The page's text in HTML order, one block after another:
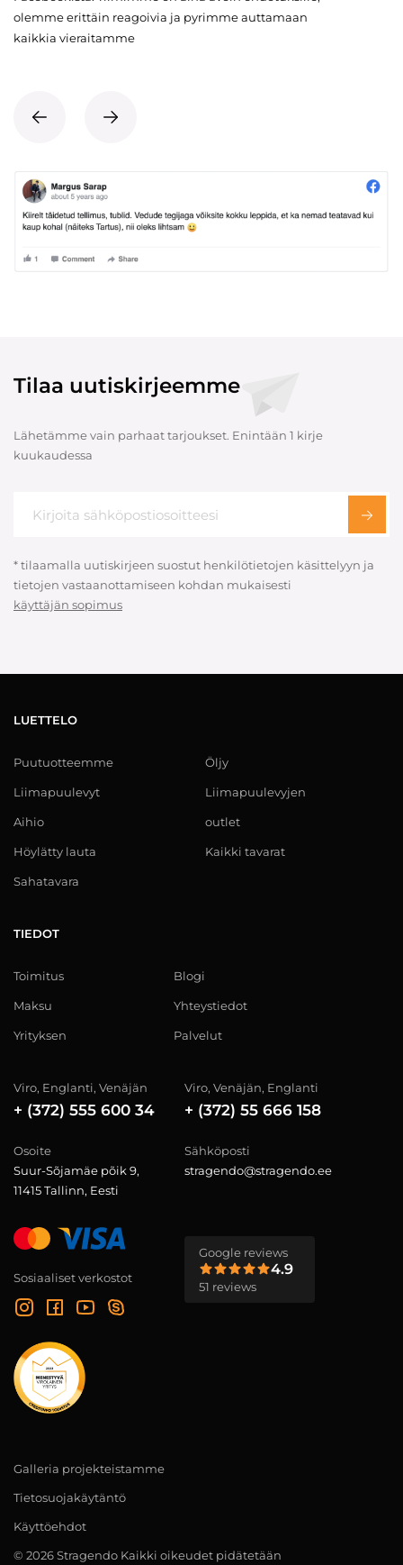
olemme erittäin reagoivia ja pyrimme auttamaan
kaikkia vieraitamme
Tilaa uutiskirjeemme
Lähetämme vain parhaat tarjoukset. Enintään 1 kirje
kuukaudessa
* tilaamalla uutiskirjeen suostut henkilötietojen käsittelyyn ja
tietojen vastaanottamiseen kohdan mukaisesti
käyttäjän sopimus
LUETTELO
Puutuotteemme
Liimapuulevyt
Aihio
Höylätty lauta
Sahatavara
Öljy
Liimapuulevyjen
outlet
Kaikki tavarat
TIEDOT
Toimitus
Maksu
Yrityksen
Blogi
Yhteystiedot
Palvelut
Viro, Englanti, Venäjän
+ (372) 555 600 34
Viro, Venäjän, Englanti
+ (372) 55 666 158
Osoite
Suur-Sõjamäe põik 9,
11415 Tallinn, Eesti
Sähköposti
stragendo@stragendo.ee
Sosiaaliset verkostot
Google reviews
4.9
51 reviews
Galleria projekteistamme
Tietosuojakäytäntö
Käyttöehdot
© 2026 Stragendo Kaikki oikeudet pidätetään